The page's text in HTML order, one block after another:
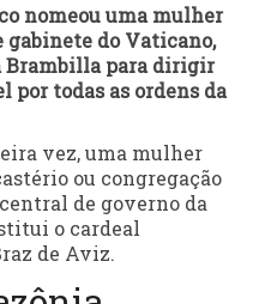
nomeou uma mulher
do Vaticano,
Brambilla para dirigir
por todas as ordens da
vez, uma mulher
ou congregação
de governo da
o cardeal
de Aviz.